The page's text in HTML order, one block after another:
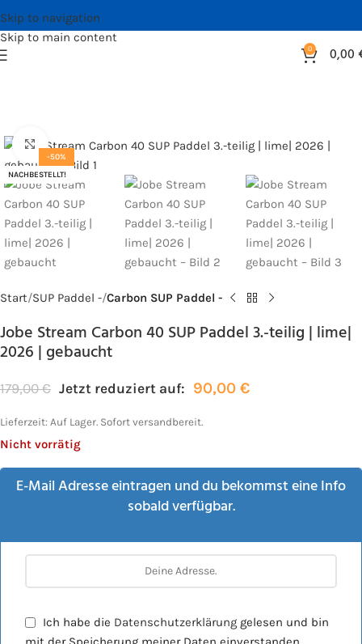
Skip to navigation
Skip to main content
0 0,00
-50%
NACHBESTELLT!
Bild vergrößern
Start SUP Paddel - Carbon SUP Paddel -
Jobe Stream Carbon 40 SUP Paddel 3.-teilig | lime|
2026 | gebaucht
179,00€ Jetzt reduziert auf: 90,00 €
Lieferzeit: Auf Lager. Sofort versandbereit.
Nicht vorrätig
E-Mail Adresse eintragen und du bekommst eine Info
sobald verfügbar.
Ich habe die Datenschutzerklärung gelesen und bin